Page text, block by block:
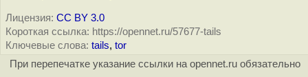
Лицензия: CC BY 3.0
Короткая ссылка: https://opennet.ru/57677-tails
Ключевые слова: tails, tor
При перепечатке указание ссылки на opennet.ru обязательно